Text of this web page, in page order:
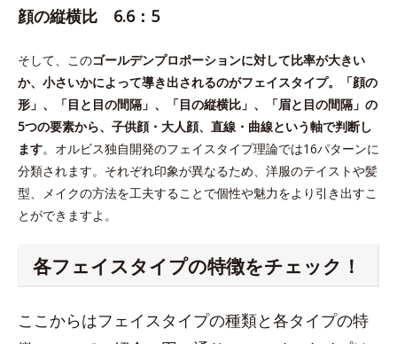
顔の縦横比 6.6：5
そして、このゴールデンプロポーションに対して比率が大きい
か、小さいかによって導き出されるのがフェイスタイプ。「顔の
形」、「目と目の間隔」、「目の縦横比」、「眉と目の間隔」の
5つの要素から、子供顔・大人顔、直線・曲線という軸で判断し
ます。オルビス独自開発のフェイスタイプ理論では16パターンに
分類されます。それぞれ印象が異なるため、洋服のテイストや髪
型、メイクの方法を工夫することで個性や魅力をより引き出すこ
とができますよ。
各フェイスタイプの特徴をチェック！
ここからはフェイスタイプの種類と各タイプの特